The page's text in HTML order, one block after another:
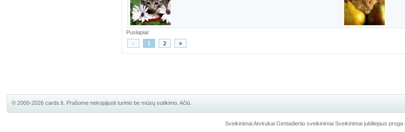
Puslapiai:
«
1 2 »
© 2000-2026 cards.lt. Prašome nekopijuoti turinio be mūsų sutikimo. Ačiū.
Sveikinimai Atvirukai Gimtadienio sveikinimai Sveikinimai jubiliejaus proga